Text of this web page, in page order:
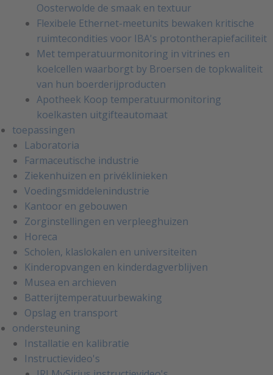
Oosterwolde de smaak en textuur
Flexibele Ethernet-meetunits bewaken kritische
ruimtecondities voor IBA's protontherapiefaciliteit
Met temperatuurmonitoring in vitrines en
koelcellen waarborgt by Broersen de topkwaliteit
van hun boerderijproducten
Apotheek Koop temperatuurmonitoring
koelkasten uitgifteautomaat
toepassingen
Laboratoria
Farmaceutische industrie
Ziekenhuizen en privéklinieken
Voedingsmiddelenindustrie
Kantoor en gebouwen
Zorginstellingen en verpleeghuizen
Horeca
Scholen, klaslokalen en universiteiten
Kinderopvangen en kinderdagverblijven
Musea en archieven
Batterijtemperatuurbewaking
Opslag en transport
ondersteuning
Installatie en kalibratie
Instructievideo's